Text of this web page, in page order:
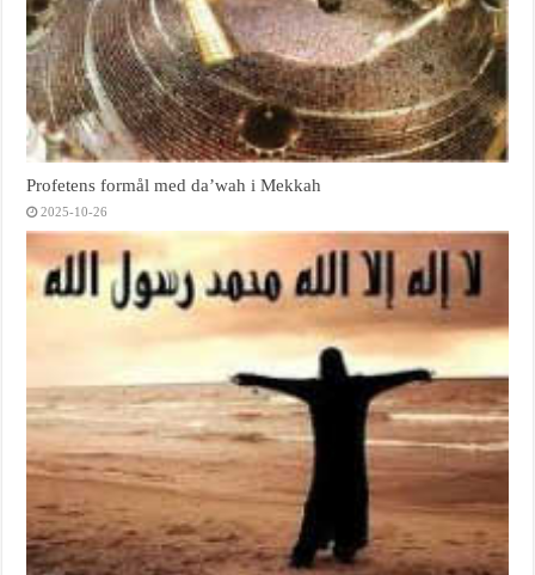
Profetens formål med da’wah i Mekkah
2025-10-26